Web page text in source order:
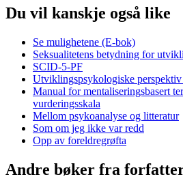
Du vil kanskje også like
Se mulighetene (E-bok)
Seksualitetens betydning for
SCID-5-PF
Utviklingspsykologiske perspektiv
Manual for mentaliseringsbasert
vurderingsskala
Mellom psykoanalyse og litteratur
Som om jeg ikke var redd
Opp av foreldregrøfta
Andre bøker fra